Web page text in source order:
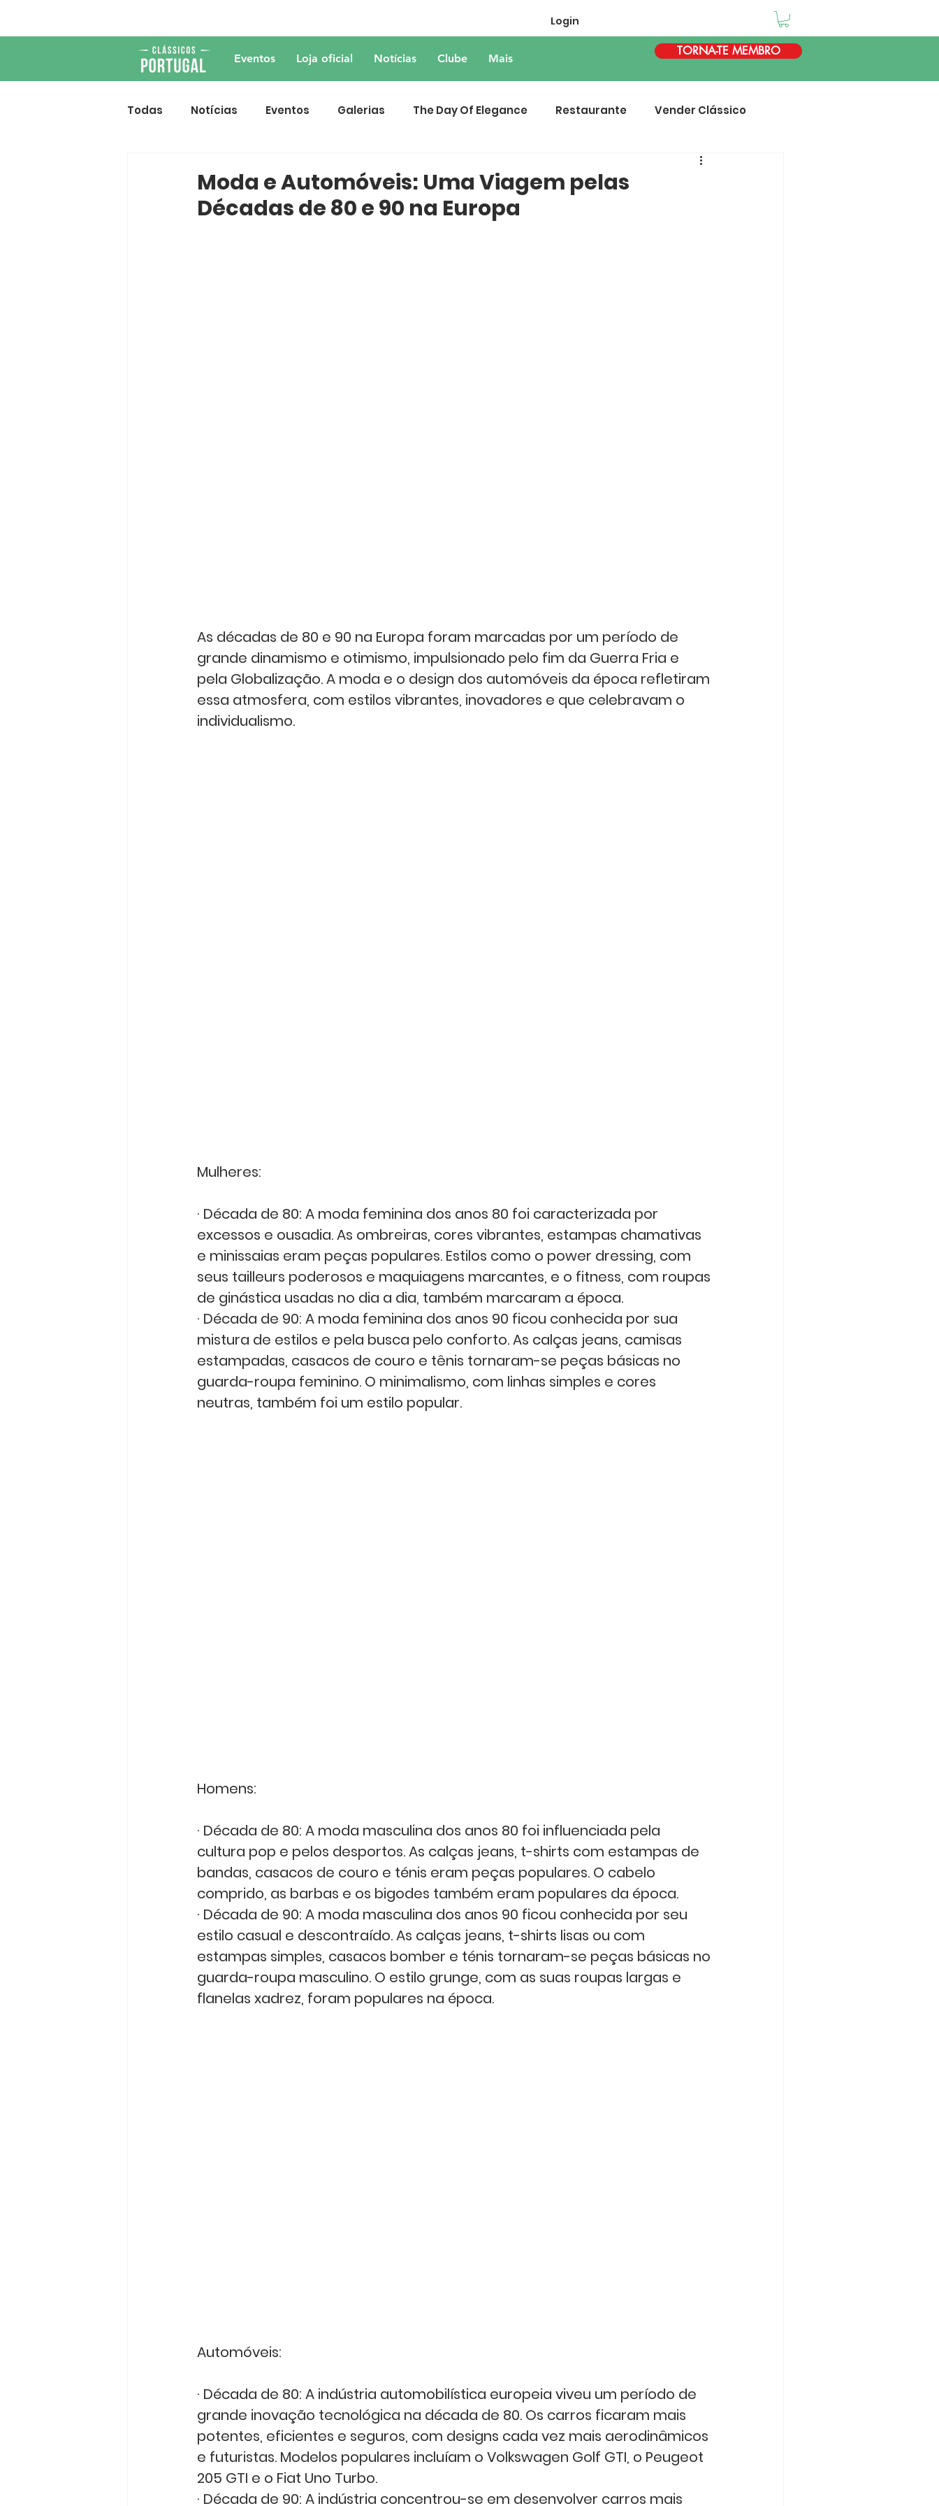
Login
Eventos Loja oficial Notícias Clube Mais
TORNA-TE MEMBRO
Todas Notícias Eventos Galerias The Day Of Elegance Restaurante Vender Clássico
Moda e Automóveis: Uma Viagem pelas
Décadas de 80 e 90 na Europa
As décadas de 80 e 90 na Europa foram marcadas por um período de
grande dinamismo e otimismo, impulsionado pelo fim da Guerra Fria e
pela Globalização. A moda e o design dos automóveis da época refletiram
essa atmosfera, com estilos vibrantes, inovadores e que celebravam o
individualismo.
Mulheres:
· Década de 80: A moda feminina dos anos 80 foi caracterizada por
excessos e ousadia. As ombreiras, cores vibrantes, estampas chamativas
e minissaias eram peças populares. Estilos como o power dressing, com
seus tailleurs poderosos e maquiagens marcantes, e o fitness, com roupas
de ginástica usadas no dia a dia, também marcaram a época.
· Década de 90: A moda feminina dos anos 90 ficou conhecida por sua
mistura de estilos e pela busca pelo conforto. As calças jeans, camisas
estampadas, casacos de couro e tênis tornaram-se peças básicas no
guarda-roupa feminino. O minimalismo, com linhas simples e cores
neutras, também foi um estilo popular.
Homens:
· Década de 80: A moda masculina dos anos 80 foi influenciada pela
cultura pop e pelos desportos. As calças jeans, t-shirts com estampas de
bandas, casacos de couro e ténis eram peças populares. O cabelo
comprido, as barbas e os bigodes também eram populares da época.
· Década de 90: A moda masculina dos anos 90 ficou conhecida por seu
estilo casual e descontraído. As calças jeans, t-shirts lisas ou com
estampas simples, casacos bomber e ténis tornaram-se peças básicas no
guarda-roupa masculino. O estilo grunge, com as suas roupas largas e
flanelas xadrez, foram populares na época.
Automóveis:
· Década de 80: A indústria automobilística europeia viveu um período de
grande inovação tecnológica na década de 80. Os carros ficaram mais
potentes, eficientes e seguros, com designs cada vez mais aerodinâmicos
e futuristas. Modelos populares incluíam o Volkswagen Golf GTI, o Peugeot
205 GTI e o Fiat Uno Turbo.
· Década de 90: A indústria concentrou-se em desenvolver carros mais